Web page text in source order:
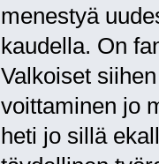
menestyä
kaudella. On
Valkoiset
voittaminen jo
heti jo sillä